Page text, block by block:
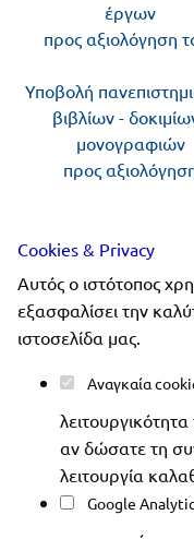
έργων
προς αξιολόγηση
Υποβολή
βιβλίων -
μονογραφιών
προς
reserved| Όροι
Cookies & Privacy
Αυτός ο ιστότοπος
εξασφαλίσει την
ιστοσελίδα μας.
Αναγκαία
αν δώσατε τη
λειτουργία
Google